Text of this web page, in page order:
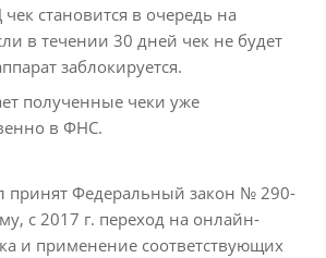
становится в очередь на
в течении 30 дней чек не будет
заблокируется.
полученные чеки уже
в ФНС.
принят Федеральный закон № 290-
с 2017 г. переход на онлайн-
и применение соответствующих